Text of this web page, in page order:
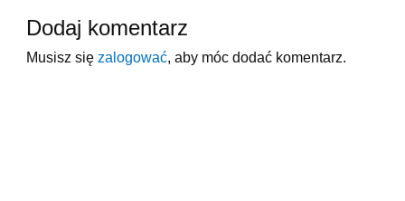
Dodaj komentarz
Musisz się zalogować , aby móc dodać komentarz.